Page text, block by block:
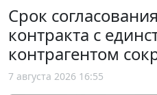
Срок
контракта с
контрагентом
7 августа 2026 16:55